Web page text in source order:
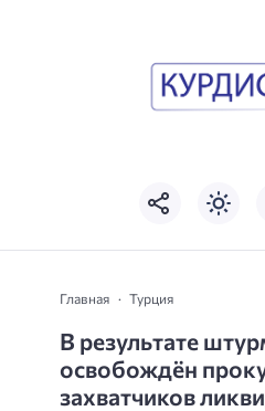
Главная Турция
В результате
освобождён
захватчиков